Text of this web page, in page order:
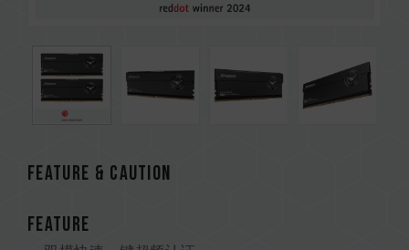
Feature & CAUTION
FEATURE